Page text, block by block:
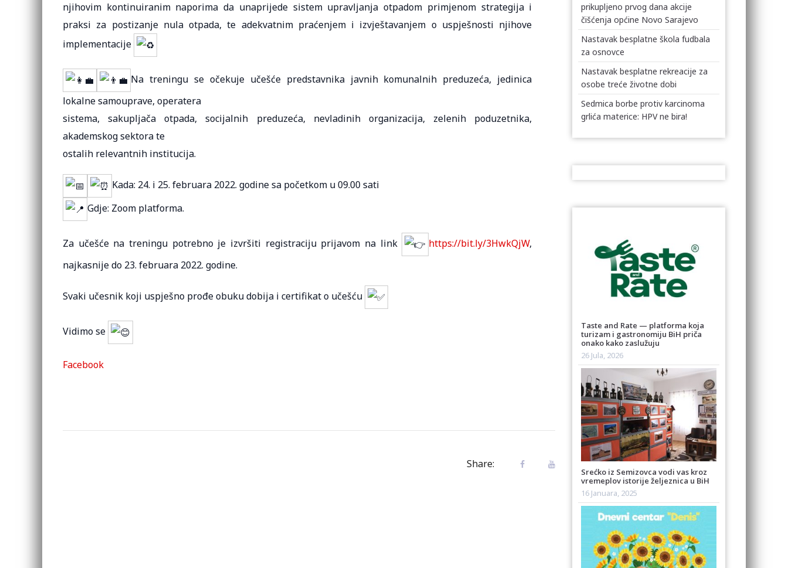
njihovim kontinuiranim naporima da unaprijede sistem upravljanja otpadom primjenom strategija i
praksi za postizanje nula otpada, te adekvatnim praćenjem i izvještavanjem o uspješnosti njihove
implementacije
Na treningu se očekuje učešće predstavnika javnih komunalnih preduzeća, jedinica
lokalne samouprave, operatera
sistema, sakupljača otpada, socijalnih preduzeća, nevladinih organizacija, zelenih poduzetnika,
akademskog sektora te
ostalih relevantnih institucija.
Kada: 24. i 25. februara 2022. godine sa početkom u 09.00 sati
Gdje: Zoom platforma.
Za učešće na treningu potrebno je izvršiti registraciju prijavom na link https://bit.ly/3HwkQjW,
najkasnije do 23. februara 2022. godine.
Svaki učesnik koji uspješno prođe obuku dobija i certifikat o učešću
Vidimo se
Facebook
Share:
prikupljeno prvog dana akcije
čišćenja općine Novo Sarajevo
Nastavak besplatne škola fudbala
za osnovce
Nastavak besplatne rekreacije za
osobe treće životne dobi
Sedmica borbe protiv karcinoma
grlića materice: HPV ne bira!
Taste and Rate — platforma koja
turizam i gastronomiju BiH priča
onako kako zaslužuju
26 Jula, 2026
Srećko iz Semizovca vodi vas kroz
vremeplov istorije željeznica u BiH
16 Januara, 2025